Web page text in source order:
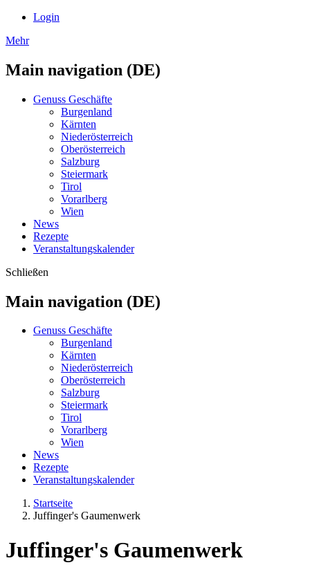
Login
Mehr
Main navigation (DE)
Genuss Geschäfte
Burgenland
Kärnten
Niederösterreich
Oberösterreich
Salzburg
Steiermark
Tirol
Vorarlberg
Wien
News
Rezepte
Veranstaltungskalender
Schließen
Main navigation (DE)
Genuss Geschäfte
Burgenland
Kärnten
Niederösterreich
Oberösterreich
Salzburg
Steiermark
Tirol
Vorarlberg
Wien
News
Rezepte
Veranstaltungskalender
Startseite
Juffinger's Gaumenwerk
Juffinger's Gaumenwerk